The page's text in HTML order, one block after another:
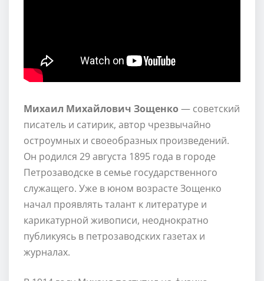
Михаил Михайлович Зощенко — советский
писатель и сатирик, автор чрезвычайно
остроумных и своеобразных произведений.
Он родился 29 августа 1895 года в городе
Петрозаводске в семье государственного
служащего. Уже в юном возрасте Зощенко
начал проявлять талант к литературе и
карикатурной живописи, неоднократно
публикуясь в петрозаводских газетах и
журналах.